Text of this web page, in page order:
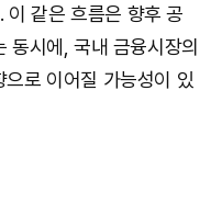
이 같은 흐름은 향후 공
동시에, 국내 금융시장의
로 이어질 가능성이 있